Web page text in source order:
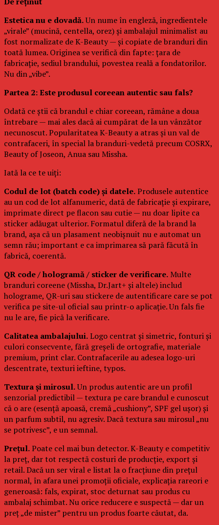
Estetica nu e dovadă.Un nume în engleză, ingredientele
„virale” (mucină, centella, orez) și ambalajul minimalist au
fost normalizate de K-Beauty — și copiate de branduri din
toată lumea. Originea se verifică din fapte: țara de
fabricație, sediul brandului, povestea reală a fondatorilor.
Nu din „vibe”.
Partea 2: Este produsul coreean autentic sau fals?
Odată ce știi că brandul e chiar coreean, rămâne a doua
întrebare — mai ales dacă ai cumpărat de la un vânzător
necunoscut. Popularitatea K-Beauty a atras și un val de
contrafaceri, în special la branduri-vedetă precum COSRX,
Beauty of Joseon, Anua sau Missha.
Iată la ce te uiți:
Codul de lot (batch code) și datele.Produsele autentice
au un cod de lot alfanumeric, dată de fabricație și expirare,
imprimate direct pe flacon sau cutie — nu doar lipite ca
sticker adăugat ulterior. Formatul diferă de la brand la
brand, așa că un plasament neobișnuit nu e automat un
semn rău; important e ca imprimarea să pară făcută în
fabrică, coerentă.
QR code / hologramă / sticker de verificare.Multe
branduri coreene (Missha, Dr.Jart+ și altele) includ
holograme, QR-uri sau stickere de autentificare care se pot
verifica pe site-ul oficial sau printr-o aplicație. Un fals fie
nu le are, fie pică la verificare.
Calitatea ambalajului.Logo centrat și simetric, fonturi și
culori consecvente, fără greșeli de ortografie, materiale
premium, print clar. Contrafacerile au adesea logo-uri
descentrate, texturi ieftine, typos.
Textura și mirosul.Un produs autentic are un profil
senzorial predictibil — textura pe care brandul e cunoscut
că o are (esență apoasă, cremă „cushiony”, SPF gel ușor) și
un parfum subtil, nu agresiv. Dacă textura sau mirosul „nu
se potrivesc”, e un semnal.
Prețul.Poate cel mai bun detector. K-Beauty e competitiv
la preț, dar tot respectă costuri de producție, export și
retail. Dacă un ser viral e listat la o fracțiune din prețul
normal, în afara unei promoții oficiale, explicația rareori e
generoasă: fals, expirat, stoc deturnat sau produs cu
ambalaj schimbat. Nu orice reducere e suspectă — dar un
preț „de mister” pentru un produs foarte căutat, da.